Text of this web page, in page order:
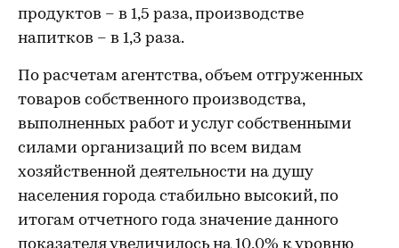
продуктов – в 1,5 раза, производстве
напитков – в 1,3 раза.
По расчетам агентства, объем отгруженных
товаров собственного производства,
выполненных работ и услуг собственными
силами организаций по всем видам
хозяйственной деятельности на душу
населения города стабильно высокий, по
итогам отчетного года значение данного